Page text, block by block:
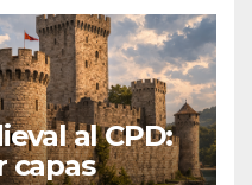
al CPD:
capas